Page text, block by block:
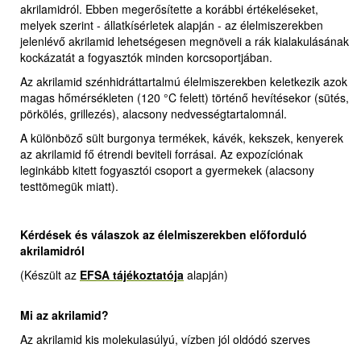
akrilamidról. Ebben megerősítette a korábbi értékeléseket,
melyek szerint - állatkísérletek alapján - az élelmiszerekben
jelenlévő akrilamid lehetségesen megnöveli a rák kialakulásának
kockázatát a fogyasztók minden korcsoportjában.
Az akrilamid szénhidráttartalmú élelmiszerekben keletkezik azok
magas hőmérsékleten (120 °C felett) történő hevítésekor (sütés,
pörkölés, grillezés), alacsony nedvességtartalomnál.
A különböző sült burgonya termékek, kávék, kekszek, kenyerek
az akrilamid fő étrendi beviteli forrásai. Az expozíciónak
leginkább kitett fogyasztói csoport a gyermekek (alacsony
testtömegük miatt).
Kérdések és válaszok az élelmiszerekben előforduló
akrilamidról
(Készült az EFSA tájékoztatója alapján)
Mi az akrilamid?
Az akrilamid kis molekulasúlyú, vízben jól oldódó szerves